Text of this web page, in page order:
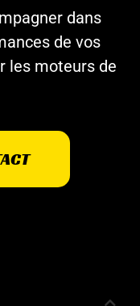
dans
de vos
les moteurs de